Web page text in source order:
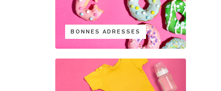
BONNES ADRESSES